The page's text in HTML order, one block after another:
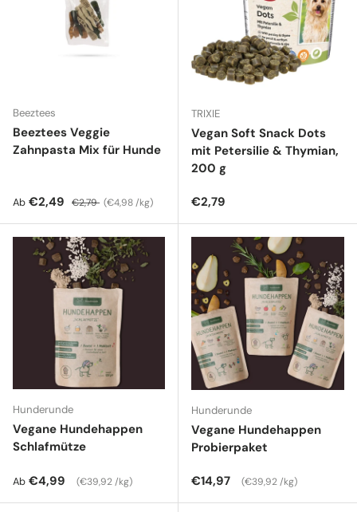
Beeztees
Beeztees Veggie
Zahnpasta Mix für Hunde
Verkaufspreis
Ab €2,49 Normaler Preis
€2,79 Grundpreis
€4,98 /kg
TRIXIE
Vegan Soft Snack Dots
mit Petersilie & Thymian,
200 g
Normaler Preis
€2,79
Hunderunde
Vegane Hundehappen
Schlafmütze
Normaler Preis
Ab €4,99 Grundpreis
€39,92 /kg
Hunderunde
Vegane Hundehappen
Probierpaket
Normaler Preis
€14,97 Grundpreis
€39,92 /kg